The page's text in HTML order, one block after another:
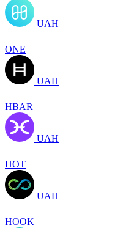
UAH
ONE
UAH
HBAR
UAH
HOT
UAH
HOOK